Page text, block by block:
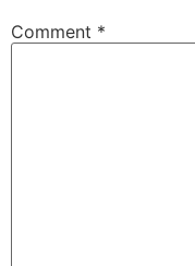
Comment *